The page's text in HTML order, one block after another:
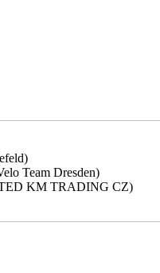
Team Dresden)
KM TRADING CZ)